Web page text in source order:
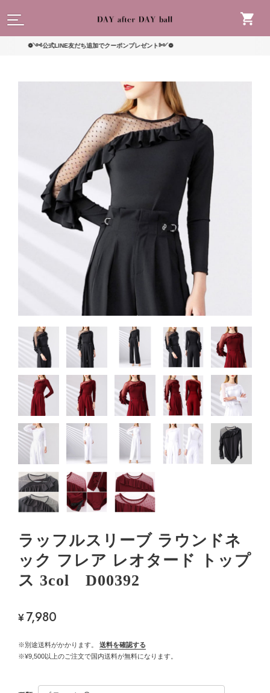
❁༺公式LINE友だち追加でクーポンプレゼント༻❁
ラッフルスリーブ ラウンドネ
ック フレア レオタード トップ
ス 3col D00392
¥7,980
※別途送料がかかります。
送料を確認する
※¥9,500以上のご注文で国内送料が無料になります。